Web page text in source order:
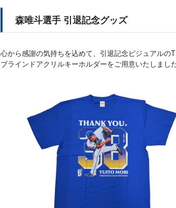
森唯斗選手 引退記念グッズ
心から感謝の気持ちを込めて、引退記念ビジュアル
ブラインドアクリルキーホルダーをご用意いたしました